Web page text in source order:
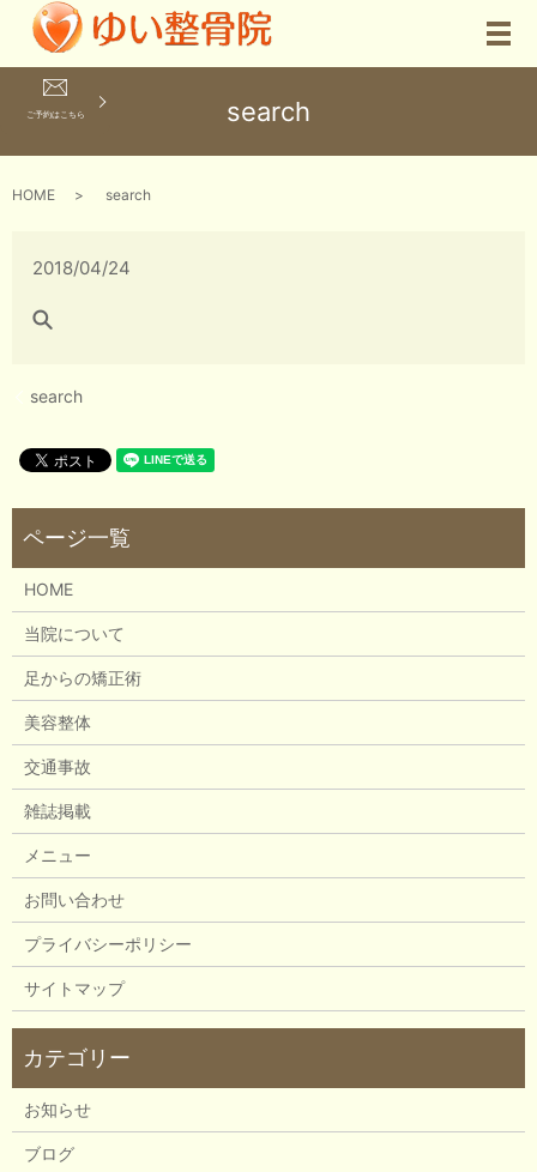
ご予約はこちら
メ
search
HOME search
2018/04/24
search
HOME
当院について
足からの矯正術
美容整体
交通事故
雑誌掲載
メニュー
お問い合わせ
プライバシーポリシー
サイトマップ
お知らせ
ブログ